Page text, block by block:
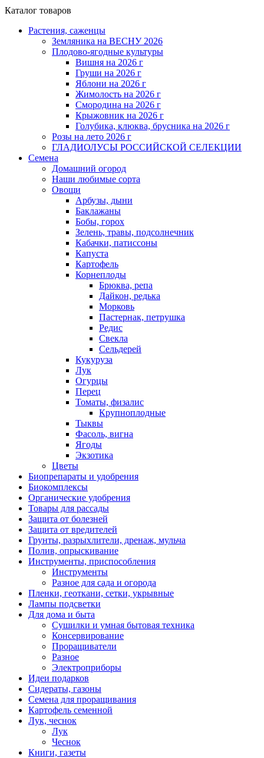
Каталог товаров
Растения, саженцы
Земляника на ВЕСНУ 2026
Плодово-ягодные культуры
Вишня на 2026 г
Груши на 2026 г
Яблони на 2026 г
Жимолость на 2026 г
Смородина на 2026 г
Крыжовник на 2026 г
Голубика, клюква, брусника на 2026 г
Розы на лето 2026 г
ГЛАДИОЛУСЫ РОССИЙСКОЙ СЕЛЕКЦИИ
Семена
Домашний огород
Наши любимые сорта
Овощи
Арбузы, дыни
Баклажаны
Бобы, горох
Зелень, травы, подсолнечник
Кабачки, патиссоны
Капуста
Картофель
Корнеплоды
Брюква, репа
Дайкон, редька
Морковь
Пастернак, петрушка
Редис
Свекла
Сельдерей
Кукуруза
Лук
Огурцы
Перец
Томаты, физалис
Крупноплодные
Тыквы
Фасоль, вигна
Ягоды
Экзотика
Цветы
Биопрепараты и удобрения
Биокомплексы
Органические удобрения
Товары для рассады
Защита от болезней
Защита от вредителей
Грунты, разрыхлители, дренаж, мульча
Полив, опрыскивание
Инструменты, приспособления
Инструменты
Разное для сада и огорода
Пленки, геоткани, сетки, укрывные
Лампы подсветки
Для дома и быта
Сушилки и умная бытовая техника
Консервирование
Проращиватели
Разное
Электроприборы
Идеи подарков
Сидераты, газоны
Семена для проращивания
Картофель семенной
Лук, чеснок
Лук
Чеснок
Книги, газеты